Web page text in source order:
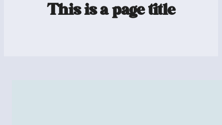
This is a page title